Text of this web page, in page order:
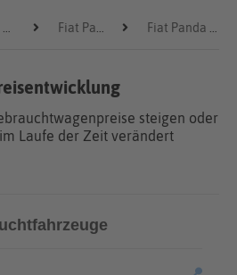
Fiat Panda Fiat Panda 2016
steigen oder
Laufe der Zeit verändert